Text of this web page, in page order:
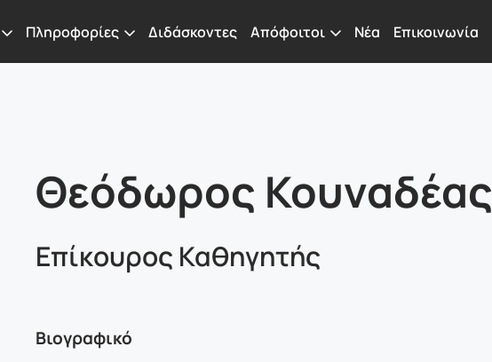
Πληροφορίες Διδάσκοντες Απόφοιτοι Νέα Επικοινωνία
Θεόδωρος Κουναδέας
Επίκουρος Καθηγητής
Βιογραφικό